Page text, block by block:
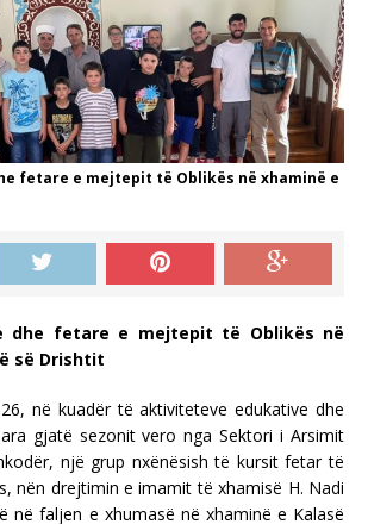
fetare e mejtepit të Oblikës në xhaminë e
dhe fetare e mejtepit të Oblikës në
së Drishtit
në kuadër të aktiviteteve edukative dhe
gjatë sezonit vero nga Sektori i Arsimit
një grup nxënësish të kursit fetar të
nën drejtimin e imamit të xhamisë H. Nadi
në faljen e xhumasë në xhaminë e Kalasë